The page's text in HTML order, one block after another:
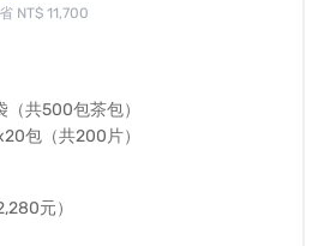
醫股份有限公司
疑問嗎？請見
NT$ 11,700
（共500包茶包）
包（共200片）
元）